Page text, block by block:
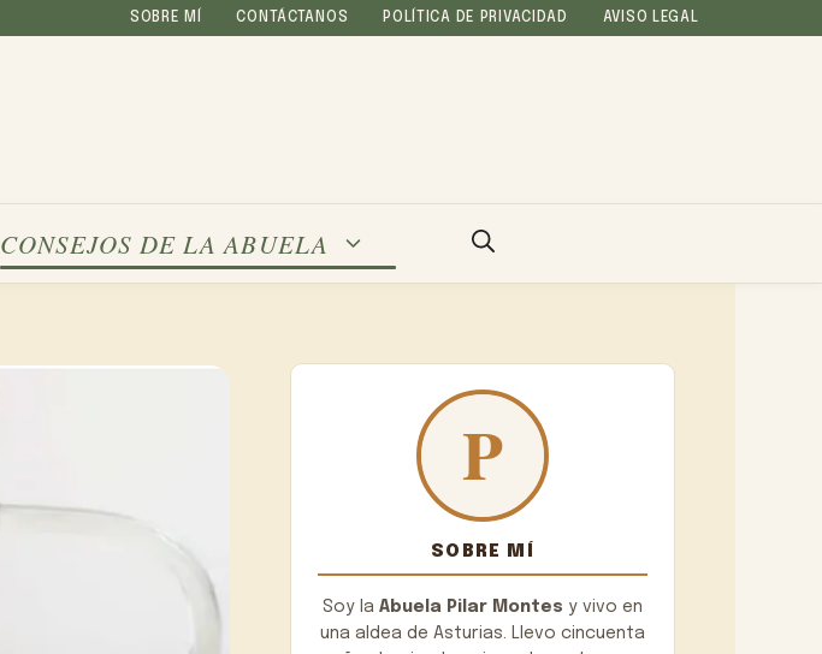
SOBRE MÍ CONTÁCTANOS POLÍTICA DE PRIVACIDAD AVISO LEGAL
CONSEJOS DE LA ABUELA
SOBRE MÍ
Soy la Abuela Pilar Montes y vivo en
una aldea de Asturias. Llevo cincuenta